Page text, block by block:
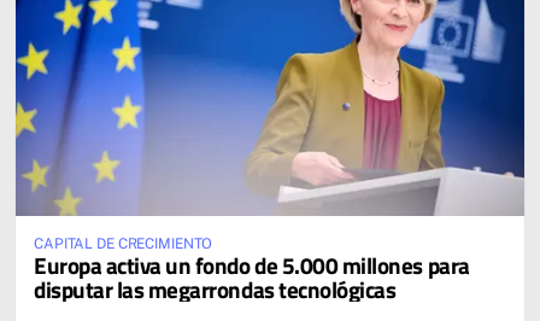
CAPITAL DE CRECIMIENTO
Europa activa un fondo de 5.000 millones para
disputar las megarrondas tecnológicas